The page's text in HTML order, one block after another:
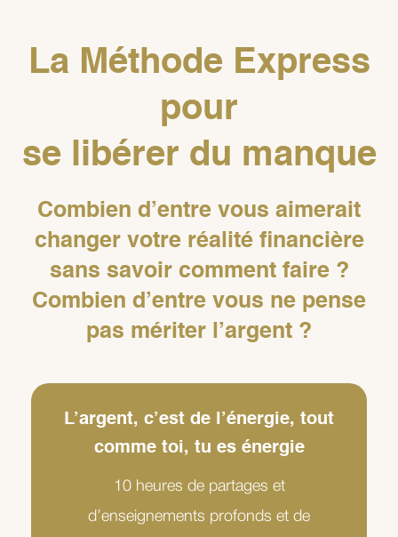
La Méthode Express
pour
se libérer du manque
Combien d’entre vous aimerait
changer votre réalité financière
sans savoir comment faire ?
Combien d’entre vous ne pense
pas mériter l’argent ?
L’argent, c’est de l’énergie, tout
comme toi, tu es énergie
10 heures de partages et
d’enseignements profonds et de